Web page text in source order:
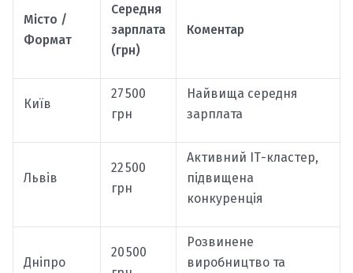
Місто /
Формат
Середня
зарплата
(грн)
Коментар
Київ
27 500
грн
Найвища середня
зарплата
Львів
22 500
грн
Активний ІТ-кластер,
підвищена
конкуренція
Дніпро
20 500
Розвинене
виробництво та